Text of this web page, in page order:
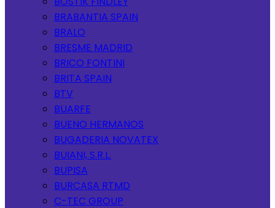
BRABANTIA SPAIN
BRALO
BRESME MADRID
BRICO FONTINI
BRITA SPAIN
BTV
BUARFE
BUENO HERMANOS
BUGADERIA NOVATEX
BUIANI, S.R.L.
BUPISA
BURCASA RTMD
C-TEC GROUP